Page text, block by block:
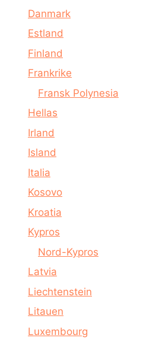
Danmark
Estland
Finland
Frankrike
Fransk Polynesia
Hellas
Irland
Island
Italia
Kosovo
Kroatia
Kypros
Nord-Kypros
Latvia
Liechtenstein
Litauen
Luxembourg